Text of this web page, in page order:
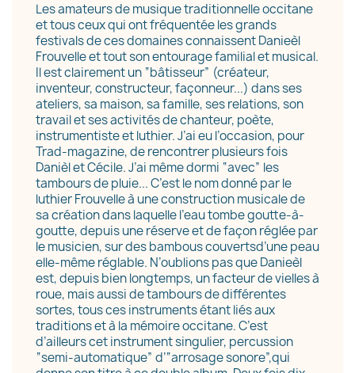
Les amateurs de musique traditionnelle occitane
et tous ceux qui ont fréquentée les grands
festivals de ces domaines connaissent Danieèl
Frouvelle et tout son entouragefamilial et musical.
Il est clairement un “bâtisseur” (créateur,
inventeur, constructeur, façonneur...) dans ses
ateliers, sa maison, sa famille, ses relations, son
travail et ses activités de chanteur, poète,
instrumentiste et luthier. J’ai eu l’occasion, pour
Trad-magazine, de rencontrer plusieurs fois
Danièl et Cécile. J’ai même dormi “avec” les
tambours de pluie... C’est le nom donné par le
luthier Frouvelle à une constructionmusicale de
sa création dans laquelle l’eau tombe goutte-à-
goutte, depuis une réserve et de façon réglée par
le musicien, sur des bambous couvertsd’une peau
elle-même réglable. N’oublions pas que Danieèl
est, depuis bien longtemps, un facteur de vielles à
roue, mais aussi de tambours de différentes
sortes, tous ces instruments étant liés aux
traditions et à la mémoire occitane. C’est
d’ailleurs cet instrument singulier, percussion
“semi-automatique” d’“arrosage sonore”,qui
Créer une liste d'envies
Nom de la liste d'envies
Annuler Créer une liste d'envies